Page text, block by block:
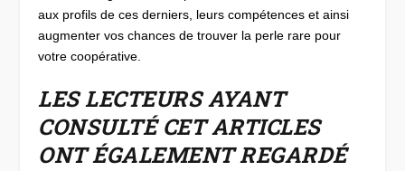
aux profils de ces derniers, leurs compétences et ainsi
augmenter vos chances de trouver la perle rare pour
votre coopérative.
LES LECTEURS AYANT
CONSULTÉ CET ARTICLES
ONT ÉGALEMENT REGARDÉ